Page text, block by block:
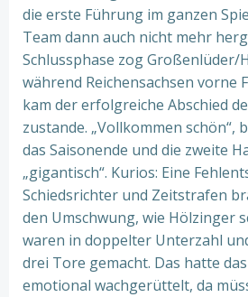
die erste Führung im ganzen
Team dann auch nicht mehr
Schlussphase zog Großenlüder/
während Reichensachsen vorne
kam der erfolgreiche Abschied
zustande. „Vollkommen schön“,
das Saisonende und die zweite
„gigantisch“. Kurios: Eine
Schiedsrichter und Zeitstrafen
den Umschwung, wie Hölzinger
waren in doppelter Unterzahl
drei Tore gemacht. Das hatte
emotional wachgerüttelt, da